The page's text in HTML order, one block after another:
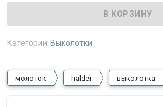
Категории:Выколотки
молоток halder выколотка